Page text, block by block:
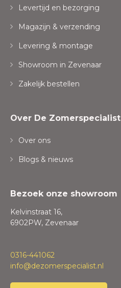
Levertijd en bezorging
Magazijn & verzending
Levering & montage
Showroom in Zevenaar
Zakelijk bestellen
Over De Zomerspecialist
Over ons
Blogs & nieuws
Bezoek onze showroom
Kelvinstraat 16,
6902PW, Zevenaar
0316-441062
info@dezomerspecialist.nl